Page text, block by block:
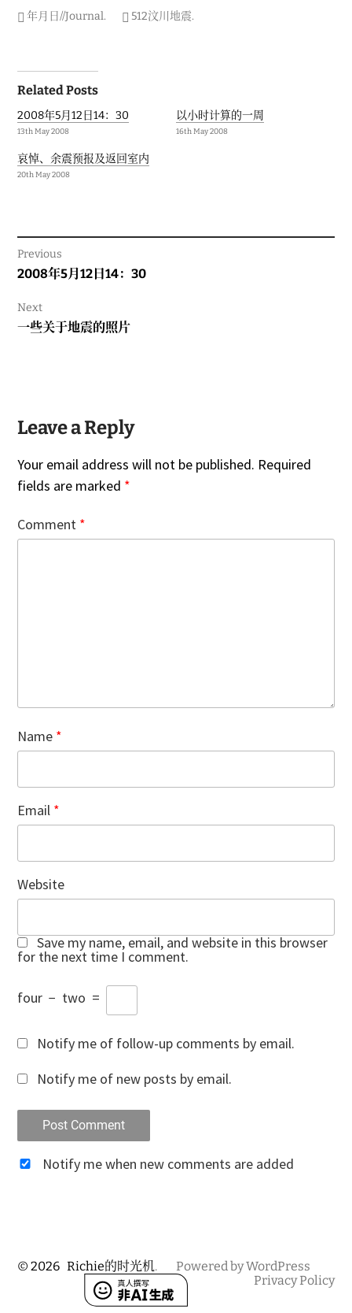
年月日//Journal. 512汶川地震.
Post
navigation
Related Posts
2008年5月12日14：30
13th May 2008
以小时计算的一周
16th May 2008
哀悼、余震预报及返回室内
20th May 2008
Previous
Previous
2008年5月12日14：30
Next
Next
一些关于地震的照片
Leave a Reply
Your email address will not be published. Required
fields are marked *
Comment *
Name *
Email *
Website
Save my name, email, and website in this browser
for the next time I comment.
four − two =
Notify me of follow-up comments by email.
Notify me of new posts by email.
Notify me when new comments are added
© 2026 Richie的时光机.
Powered by WordPress
Privacy Policy